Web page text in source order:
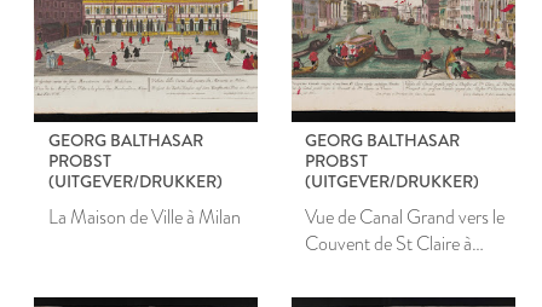
GEORG BALTHASAR
PROBST
(UITGEVER/DRUKKER)
La Maison de Ville à Milan
GEORG BALTHASAR
PROBST
(UITGEVER/DRUKKER)
Vue de Canal Grand vers le
Couvent de St Claire à